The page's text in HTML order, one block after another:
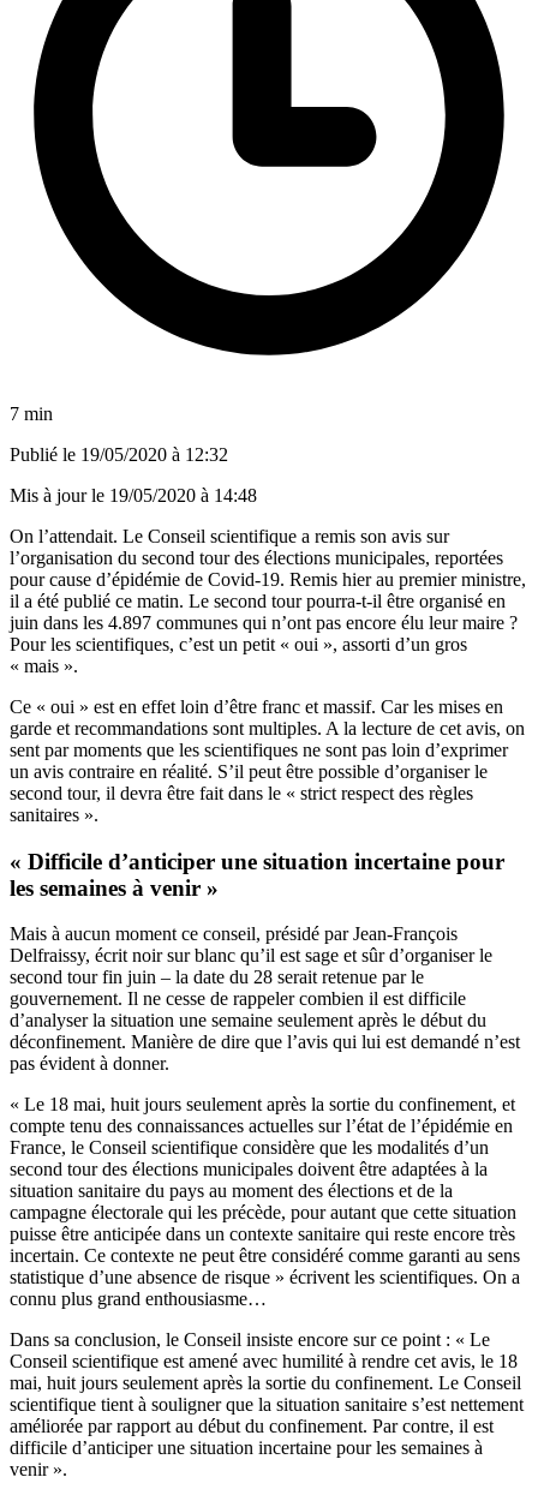
7 min
Publié le 19/05/2020 à 12:32
Mis à jour le 19/05/2020 à 14:48
On l’attendait. Le Conseil scientifique a remis son avis sur
l’organisation du second tour des élections municipales, reportées
pour cause d’épidémie de Covid-19. Remis hier au premier ministre,
il a été publié ce matin. Le second tour pourra-t-il être organisé en
juin dans les 4.897 communes qui n’ont pas encore élu leur maire ?
Pour les scientifiques, c’est un petit « oui », assorti d’un gros
« mais ».
Ce « oui » est en effet loin d’être franc et massif. Car les mises en
garde et recommandations sont multiples. A la lecture de cet avis, on
sent par moments que les scientifiques ne sont pas loin d’exprimer
un avis contraire en réalité. S’il peut être possible d’organiser le
second tour, il devra être fait dans le « strict respect des règles
sanitaires ».
« Difficile d’anticiper une situation incertaine pour
les semaines à venir »
Mais à aucun moment ce conseil, présidé par Jean-François
Delfraissy, écrit noir sur blanc qu’il est sage et sûr d’organiser le
second tour fin juin – la date du 28 serait retenue par le
gouvernement. Il ne cesse de rappeler combien il est difficile
d’analyser la situation une semaine seulement après le début du
déconfinement. Manière de dire que l’avis qui lui est demandé n’est
pas évident à donner.
« Le 18 mai, huit jours seulement après la sortie du confinement, et
compte tenu des connaissances actuelles sur l’état de l’épidémie en
France, le Conseil scientifique considère que les modalités d’un
second tour des élections municipales doivent être adaptées à la
situation sanitaire du pays au moment des élections et de la
campagne électorale qui les précède, pour autant que cette situation
puisse être anticipée dans un contexte sanitaire qui reste encore très
incertain. Ce contexte ne peut être considéré comme garanti au sens
statistique d’une absence de risque » écrivent les scientifiques. On a
connu plus grand enthousiasme…
Dans sa conclusion, le Conseil insiste encore sur ce point : « Le
Conseil scientifique est amené avec humilité à rendre cet avis, le 18
mai, huit jours seulement après la sortie du confinement. Le Conseil
scientifique tient à souligner que la situation sanitaire s’est nettement
améliorée par rapport au début du confinement. Par contre, il est
difficile d’anticiper une situation incertaine pour les semaines à
venir ».